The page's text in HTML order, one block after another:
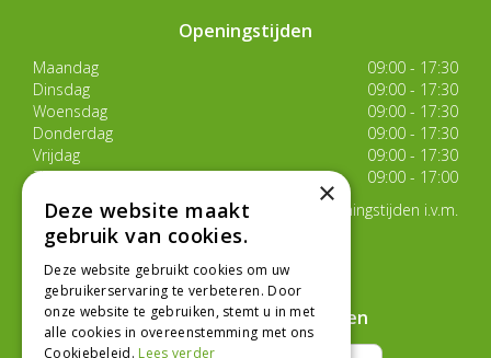
Openingstijden
Maandag
09:00 - 17:30
Dinsdag
09:00 - 17:30
Woensdag
09:00 - 17:30
Donderdag
09:00 - 17:30
Vrijdag
09:00 - 17:30
Zaterdag
09:00 - 17:00
Van 17 juli t/m 29 augustus aangepaste openingstijden i.v.m.
de zomervakantie
Toon alle openingstijden
Hoe klanten ons beoordelen
×
Deze website maakt
gebruik van cookies.
Deze website gebruikt cookies om uw
gebruikerservaring te verbeteren. Door
onze website te gebruiken, stemt u in met
alle cookies in overeenstemming met ons
Cookiebeleid. Lees verder